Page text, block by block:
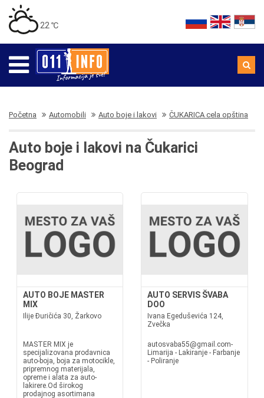
22 ℃
Početna Automobili Auto boje i lakovi ČUKARICA cela opština
Auto boje i lakovi na Čukarici
Beograd
AUTO BOJE MASTER
MIX
Ilije Đuričića 30, Žarkovo
MASTER MIX je
specijalizovana prodavnica
auto-boja, boja za motocikle,
pripremnog materijala,
opreme i alata za auto-
lakirere.Od širokog
prodajnog asortimana
AUTO SERVIS ŠVABA
DOO
Ivana Egeduševića 124,
Zvečka
autosvaba55@gmail.com-
Limarija - Lakiranje - Farbanje
- Poliranje